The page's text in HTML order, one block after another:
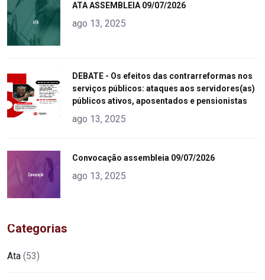
alt="product">
ATA ASSEMBLEIA 09/07/2026
ago 13, 2025
alt="product">
DEBATE - Os efeitos das contrarreformas nos
serviços públicos: ataques aos servidores(as)
públicos ativos, aposentados e pensionistas
ago 13, 2025
alt="product">
Convocação assembleia 09/07/2026
ago 13, 2025
Categorias
Ata (53)